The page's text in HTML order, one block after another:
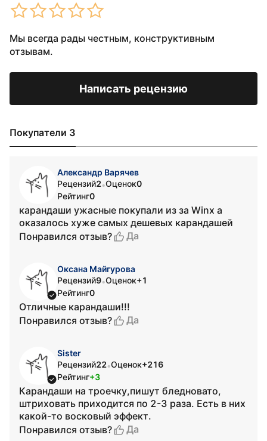
Мы всегда рады честным, конструктивным
отзывам.
Написать рецензию
Покупатели 3
Александр Варячев
Рецензий2•Оценок0
Рейтинг0
карандаши ужасные покупали из за Winx а
оказалось хуже самых дешевых карандашей
Понравился отзыв?
Да
Оксана Майгурова
Рецензий9•Оценок+1
Рейтинг0
Отличные карандаши!!!
Понравился отзыв?
Да
Sister
Рецензий22•Оценок+216
Рейтинг+3
Карандаши на троечку,пишут бледновато,
штриховать приходится по 2-3 раза. Есть в них
какой-то восковый эффект.
Понравился отзыв?
Да